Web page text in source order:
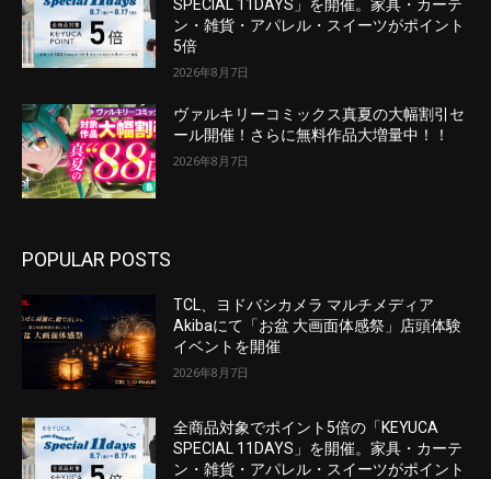
SPECIAL 11DAYS」を開催。家具・カーテ
ン・雑貨・アパレル・スイーツがポイント
5倍
2026年8月7日
ヴァルキリーコミックス真夏の大幅割引セ
ール開催！さらに無料作品大増量中！！
2026年8月7日
POPULAR POSTS
TCL、ヨドバシカメラ マルチメディア
Akibaにて「お盆 大画面体感祭」店頭体験
イベントを開催
2026年8月7日
全商品対象でポイント5倍の「KEYUCA
SPECIAL 11DAYS」を開催。家具・カーテ
ン・雑貨・アパレル・スイーツがポイント